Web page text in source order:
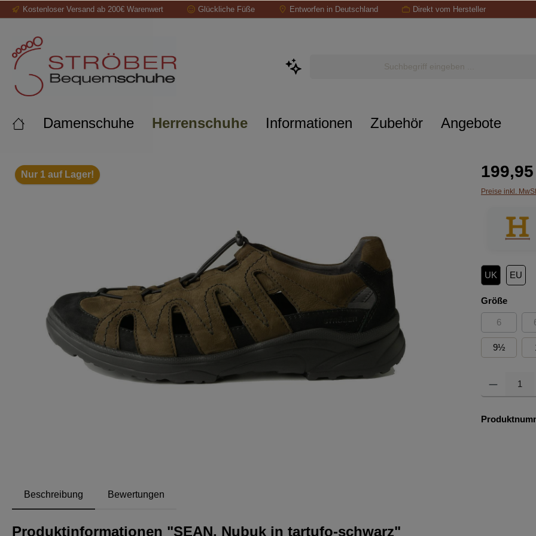
Zur Hauptnavigation springen
Kostenloser Versand ab 200€ Warenwert Glückliche Füße Entworfen in Deutschland Direkt vom Hersteller
Damenschuhe Herrenschuhe Informationen Zubehör Angebote
Bildergalerie überspringen
Nur 1 auf Lager!
Preise inkl.
UK EU
Größe
6(Diese
9½
Produkt
Beschreibung Bewertungen
Produktinformationen "SEAN, Nubuk in tartufo-schwarz"